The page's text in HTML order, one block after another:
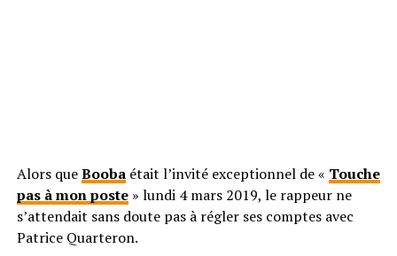
Alors queBoobaétait l’invité exceptionnel de « Touche
pas à mon poste» lundi 4 mars 2019, le rappeur ne
s’attendait sans doute pas à régler ses comptes avec
Patrice Quarteron.